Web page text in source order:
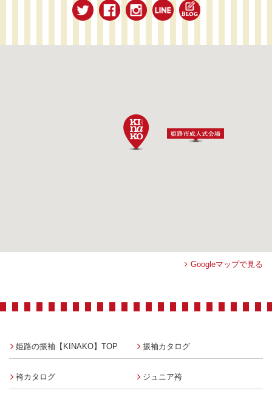
Googleマップで見る
姫路の振袖【KINAKO】TOP 振袖カタログ
袴カタログ ジュニア袴